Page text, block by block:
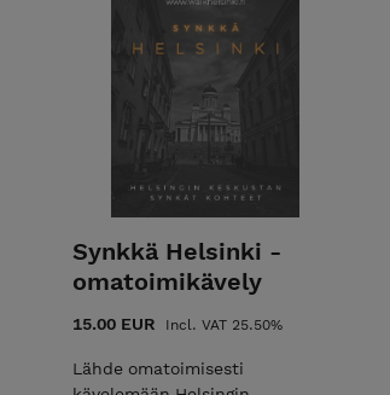
Synkkä Helsinki -
omatoimikävely
15.00 EUR Incl. VAT 25.50%
Lähde omatoimisesti